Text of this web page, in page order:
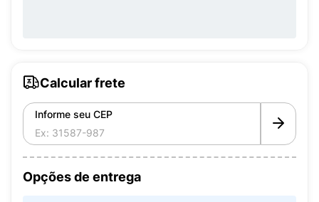
Calcular frete
Informe seu CEP
Opções de entrega